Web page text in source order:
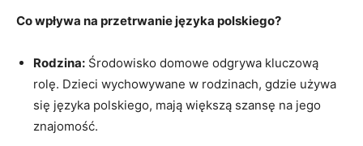
Co wpływa na przetrwanie języka polskiego?
Rodzina: Środowisko domowe odgrywa kluczową
rolę. Dzieci wychowywane w rodzinach, gdzie używa
się języka polskiego, mają większą szansę na jego
znajomość.